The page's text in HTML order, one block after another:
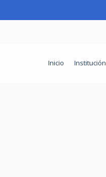
Inicio Institución